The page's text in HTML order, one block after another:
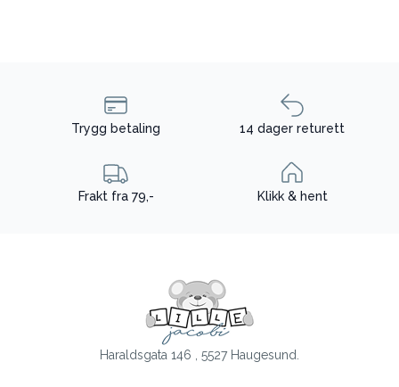
Trygg betaling 14 dager returett
Frakt fra 79,- Klikk & hent
Haraldsgata 146 , 5527 Haugesund.